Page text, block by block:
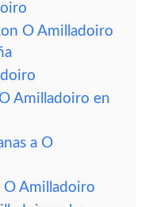
O Amilladoiro
Amilladoiro en
a O
Amilladoiro